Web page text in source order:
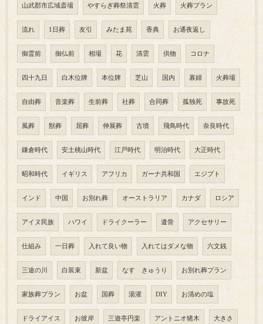
山武郡市広域斎場 やすらぎ葬祭清雲 火葬 火葬プラン
流れ 1日葬 友引 みたま苑 香典 お通夜返し
御霊前 御仏前 相場 花 清雲 供物 コロナ
四十九日 白木位牌 本位牌 芝山 国内 寡婦 火葬場
自由葬 音楽葬 生前葬 社葬 合同葬 孤独死 事故死
風葬 獣葬 屈葬 伸展葬 古墳 飛鳥時代 奈良時代
鎌倉時代 安土桃山時代 江戸時代 明治時代 大正時代
昭和時代 イギリス アフリカ ガーナ共和国 エジプト
インド 中国 お別れ葬 オーストラリア カナダ ロシア
アイヌ民族 ハワイ ドライクーラー 遺骨 アクセサリー
仕組み 一日葬 入れて良い物 入れてはダメな物 六文銭
三途の川 白装束 新盆 なす きゅうり お別れ葬プラン
家族葬プラン お盆 国葬 湯灌 DIY お清めの塩
ドライアイス お彼岸 三遊亭円楽 アントニオ猪木 大きさ